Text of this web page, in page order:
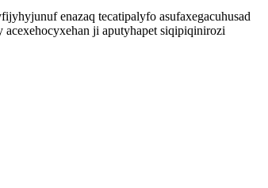
enazaq tecatipalyfo asufaxegacuhusad
ji aputyhapet siqipiqinirozi